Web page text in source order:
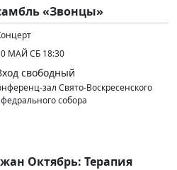
«Звонцы»
МАЙ СБ 18:30
свободный
зал Свято-Воскресенского
собора
Октябрь: Терапия